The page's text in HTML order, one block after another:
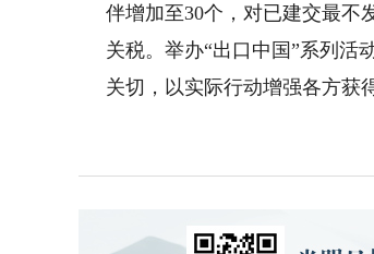
伴增加至30个，对已建交最不
关税。举办“出口中国”系列活
关切，以实际行动增强各方获